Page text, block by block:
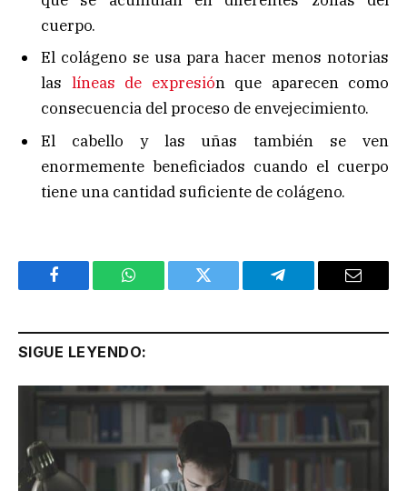
cuerpo.
El colágeno se usa para hacer menos notorias
las líneas de expresión que aparecen como
consecuencia del proceso de envejecimiento.
El cabello y las uñas también se ven
enormemente beneficiados cuando el cuerpo
tiene una cantidad suficiente de colágeno.
Facebook WhatsApp Twitter Telegram Email
SIGUE LEYENDO: